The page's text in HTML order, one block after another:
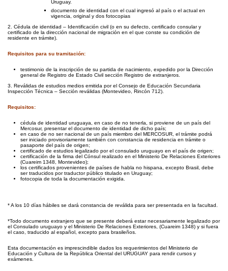
Uruguay.
documento de identidad con el cual ingresó al país o el actual en
vigencia, original y dos fotocopias
2. Cédula de identidad – Identificación civil (o en su defecto, certificado consular y
certificado de la dirección nacional de migración en el que conste su condición de
residente en trámite).
Requisitos para su tramitación:
testimonio de la inscripción de su partida de nacimiento, expedido por la Dirección
general de Registro de Estado Civil sección Registro de extranjeros.
3. Reválidas de estudios medios emitida por el Consejo de Educación Secundaria
Inspección Técnica – Sección reválidas (Montevideo, Rincón 712).
Requisitos:
cédula de identidad uruguaya, en caso de no tenerla, si proviene de un país del
Mercosur, presentar el documento de identidad de dicho país;
en caso de no ser nacional de un país miembro del MERCOSUR, el trámite podrá
ser iniciado provisoriamente también con constancia de residencia en trámite o
pasaporte del país de origen;
certificado de estudios legalizado por el consulado uruguayo en el país de origen;
certificación de la firma del Cónsul realizado en el Ministerio De Relaciones Exteriores
(Cuareim 1348, Montevideo);
los certificados provenientes de países de habla no hispana, excepto Brasil, debe
ser traducidos por traductor público titulado en Uruguay;
fotocopia de toda la documentación exigida.
* A los 10 días hábiles se dará constancia de reválida para ser presentada en la facultad.
*Todo documento extranjero que se presente deberá estar necesariamente legalizado por
el Consulado uruguayo y el Ministerio De Relaciones Exteriores, (Cuareim 1348) y si fuera
el caso, traducido al español, excepto para brasileños.
Esta documentación es imprescindible dados los requerimientos del Ministerio de
Educación y Cultura de la República Oriental del URUGUAY para rendir cursos y
exámenes.